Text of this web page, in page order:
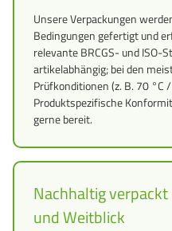
Unsere Verpackungen
Bedingungen gefertigt und
relevante BRCGS- und ISO-
artikelabhängig; bei den
Prüfkonditionen (z. B. 70 °C
Produktspezifische
gerne bereit.
Nachhaltig
und Weitblick